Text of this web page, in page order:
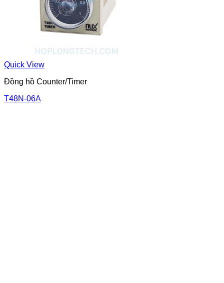
Quick View
Đồng hồ Counter/Timer
T48N-06A